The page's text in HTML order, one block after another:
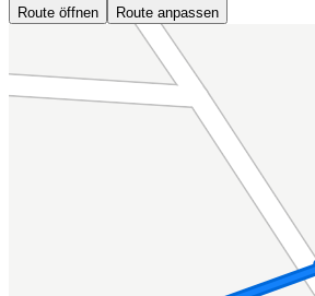
Route öffnen Route anpassen